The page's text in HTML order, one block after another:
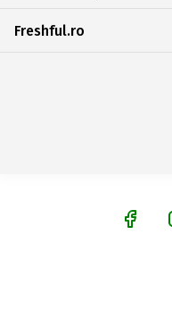
Freshful.ro